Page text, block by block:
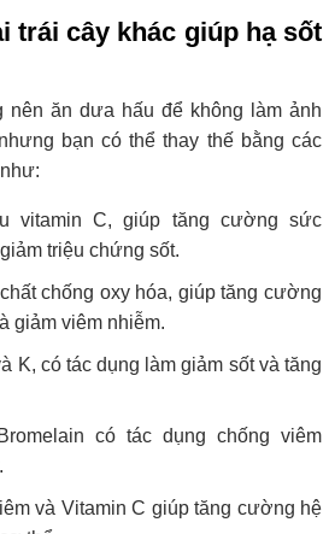
trái cây khác giúp hạ sốt
nên ăn dưa hấu để không làm ảnh
bạn có thể thay thế bằng các
vitamin C, giúp tăng cường sức
triệu chứng sốt.
chống oxy hóa, giúp tăng cường
giảm viêm nhiễm.
K, có tác dụng làm giảm sốt và tăng
có tác dụng chống viêm
và Vitamin C giúp tăng cường hệ